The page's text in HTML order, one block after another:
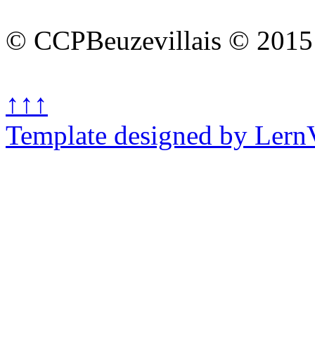
© CCPBeuzevillais © 2015
↑↑↑
Template designed by